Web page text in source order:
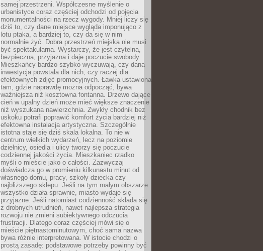
samej przestrzeni. Współczesne myślenie o
urbanistyce coraz częściej odchodzi od pojęcia
monumentalności na rzecz wygody. Mniej liczy się
dziś to, czy dane miejsce wygląda imponująco z
lotu ptaka, a bardziej to, czy da się w nim
normalnie żyć. Dobra przestrzeń miejska nie musi
być spektakularna. Wystarczy, że jest czytelna,
bezpieczna, przyjazna i daje poczucie swobody.
Mieszkańcy bardzo szybko wyczuwają, czy dana
inwestycja powstała dla nich, czy raczej dla
efektownych zdjęć promocyjnych. Ławka ustawiona
tam, gdzie naprawdę można odpocząć, bywa
ważniejsza niż kosztowna fontanna. Drzewo dające
cień w upalny dzień może mieć większe znaczenie
niż wyszukana nawierzchnia. Zwykły chodnik bez
uskoku potrafi poprawić komfort życia bardziej niż
efektowna instalacja artystyczna. Szczególnie
istotna staje się dziś skala lokalna. To nie w
centrum wielkich wydarzeń, lecz na poziomie
dzielnicy, osiedla i ulicy tworzy się poczucie
codziennej jakości życia. Mieszkaniec rzadko
myśli o mieście jako o całości. Zazwyczaj
doświadcza go w promieniu kilkunastu minut od
własnego domu, pracy, szkoły dziecka czy
najbliższego sklepu. Jeśli na tym małym obszarze
wszystko działa sprawnie, miasto wydaje się
przyjazne. Jeśli natomiast codzienność składa się
z drobnych utrudnień, nawet najlepsza strategia
rozwoju nie zmieni subiektywnego odczucia
frustracji. Dlatego coraz częściej mówi się o
mieście piętnastominutowym, choć sama nazwa
bywa różnie interpretowana. W istocie chodzi o
prostą zasadę: podstawowe potrzeby powinny być